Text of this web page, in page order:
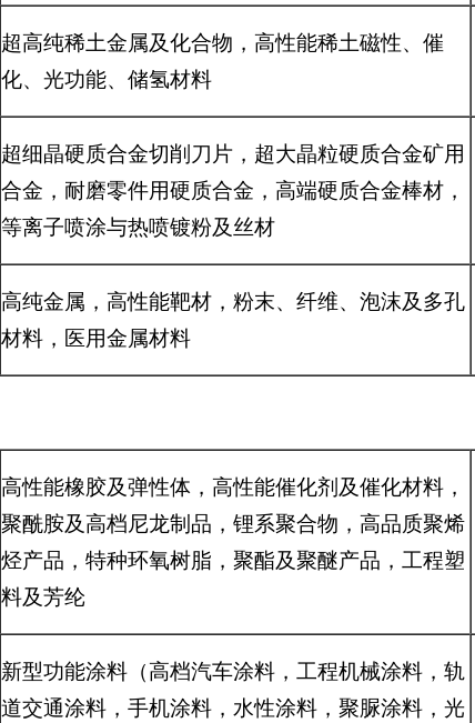
超高纯稀土金属及化合物，高性能稀土磁性、催
化、光功能、储氢材料
超细晶硬质合金切削刀片，超大晶粒硬质合金矿用
合金，耐磨零件用硬质合金，高端硬质合金棒材，
等离子喷涂与热喷镀粉及丝材
高纯金属，高性能靶材，粉末、纤维、泡沫及多孔
材料，医用金属材料
高性能橡胶及弹性体，高性能催化剂及催化材料，
聚酰胺及高档尼龙制品，锂系聚合物，高品质聚烯
烃产品，特种环氧树脂，聚酯及聚醚产品，工程塑
料及芳纶
新型功能涂料（高档汽车涂料，工程机械涂料，轨
道交通涂料，手机涂料，水性涂料，聚脲涂料，光